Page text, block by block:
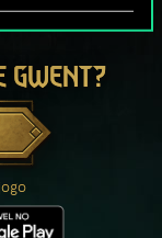
GWENT?